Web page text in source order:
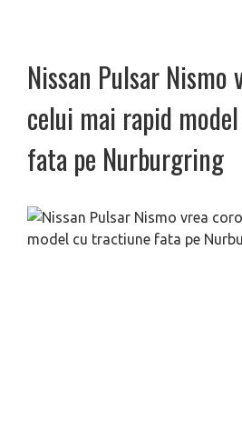
Nissan Pulsar Nismo
celui mai rapid
fata pe Nurburgring